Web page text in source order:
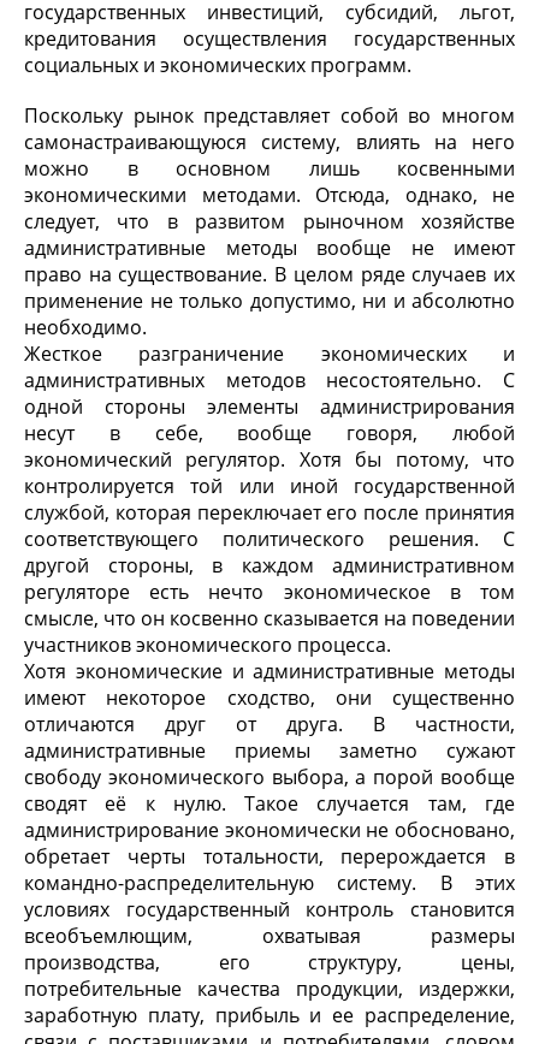
государственных инвестиций, субсидий, льгот,
кредитования осуществления государственных
социальных и экономических программ.
Поскольку рынок представляет собой во многом
самонастраивающуюся систему, влиять на него
можно в основном лишь косвенными
экономическими методами. Отсюда, однако, не
следует, что в развитом рыночном хозяйстве
административные методы вообще не имеют
право на существование. В целом ряде случаев их
применение не только допустимо, ни и абсолютно
необходимо.
Жесткое разграничение экономических и
административных методов несостоятельно. С
одной стороны элементы администрирования
несут в себе, вообще говоря, любой
экономический регулятор. Хотя бы потому, что
контролируется той или иной государственной
службой, которая переключает его после принятия
соответствующего политического решения. С
другой стороны, в каждом административном
регуляторе есть нечто экономическое в том
смысле, что он косвенно сказывается на поведении
участников экономического процесса.
Хотя экономические и административные методы
имеют некоторое сходство, они существенно
отличаются друг от друга. В частности,
административные приемы заметно сужают
свободу экономического выбора, а порой вообще
сводят её к нулю. Такое случается там, где
администрирование экономически не обосновано,
обретает черты тотальности, перерождается в
командно-распределительную систему. В этих
условиях государственный контроль становится
всеобъемлющим, охватывая размеры
производства, его структуру, цены,
потребительные качества продукции, издержки,
заработную плату, прибыль и ее распределение,